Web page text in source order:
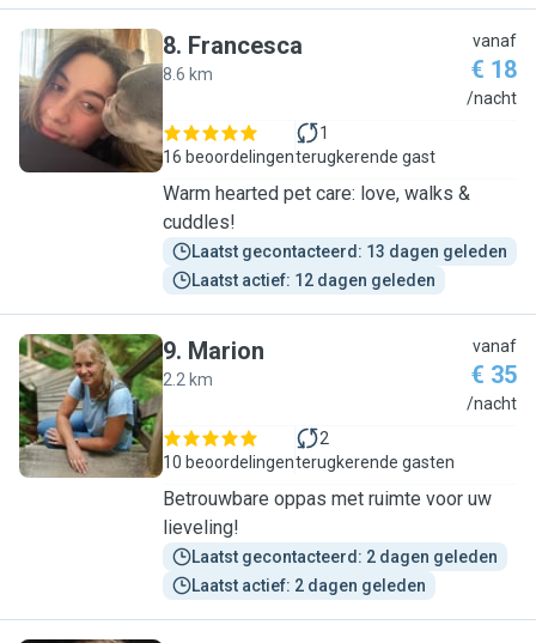
F
8. Francesca
8.6 km
vanaf
€ 18
/nacht
16 beoordelingen
1
terugkerende gast
Warm hearted pet care: love, walks &
cuddles!
Laatst gecontacteerd: 13 dagen geleden
Laatst actief: 12 dagen geleden
M
9. Marion
2.2 km
vanaf
€ 35
/nacht
10 beoordelingen
2
terugkerende gasten
Betrouwbare oppas met ruimte voor uw
lieveling!
Laatst gecontacteerd: 2 dagen geleden
Laatst actief: 2 dagen geleden